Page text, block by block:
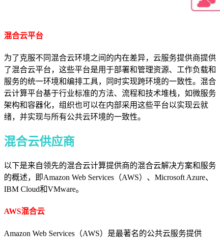
混合云平台
为了克服不同混合云环境之间的内在差异，云服务提供商提供
了混合云平台，这些平台是用于部署和管理资源、工作负载和
服务的统一环境和编排工具，同时实现跨环境的一致性。 混合
云计算平台基于行业标准的方法、流程和技术堆栈，如微服务
架构和容器化，组织也可以在内部采用这些平台以实现云就
绪，并实现与所有公共云环境的一致性。
混合云供应商
以下是来自领先的混合云计算提供商的混合云解决方案和服务
的概述，即Amazon Web Services（AWS）、Microsoft Azure、
IBM Cloud和VMware。
AWS混合云
Amazon Web Services（AWS）是最著名的公共云服务提供